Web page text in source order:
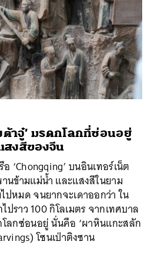
ต้าจู๋’ มรดกโลกที่ซ่อนอยู่
สงสีของจีน
‘Chongqing’ บนอินเทอร์เน็ต
นข้ามแม่น้ำ และแสงสีในยาม
ปหมด จนยากจะเดาออกว่า ใน
ปราว 100 กิโลเมตร จากเทศบาล
ลกซ่อนอยู่ นั่นคือ ‘ผาหินแกะสลัก
โซนเป่าติงซาน